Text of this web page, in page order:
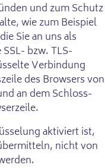
und zum Schutz
wie zum Beispiel
Sie an uns als
bzw. TLS-
Verbindung
des Browsers von
an dem Schloss-
aktiviert ist,
nicht von